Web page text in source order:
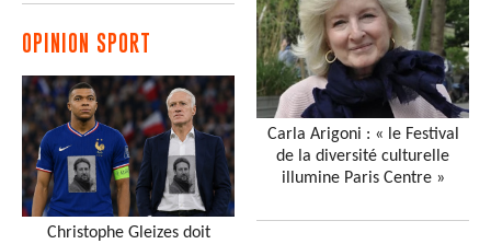
OPINION SPORT
Christophe Gleizes doit
Carla Arigoni : « le Festival
de la diversité culturelle
illumine Paris Centre »